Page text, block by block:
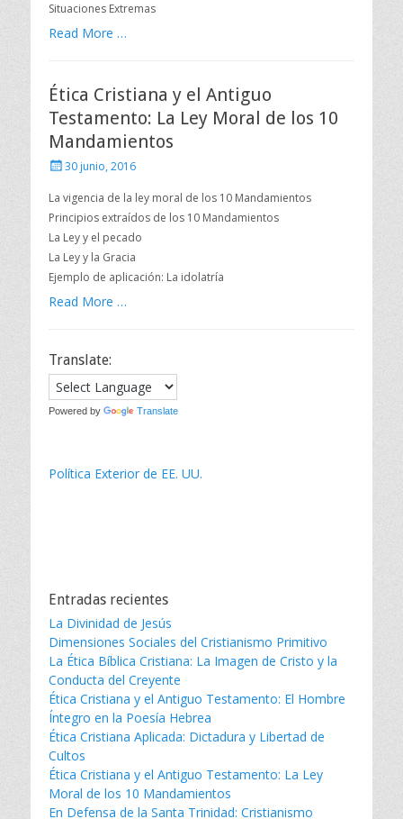
Situaciones Extremas
Read More …
Ética Cristiana y el Antiguo
Testamento: La Ley Moral de los 10
Mandamientos
Publicado
30 junio, 2016
La vigencia de la ley moral de los 10 Mandamientos
Principios extraídos de los 10 Mandamientos
La Ley y el pecado
La Ley y la Gracia
Ejemplo de aplicación: La idolatría
Read More …
Translate:
Powered by Translate
Política Exterior de EE. UU.
Entradas recientes
La Divinidad de Jesús
Dimensiones Sociales del Cristianismo Primitivo
La Ética Bíblica Cristiana: La Imagen de Cristo y la
Conducta del Creyente
Ética Cristiana y el Antiguo Testamento: El Hombre
Íntegro en la Poesía Hebrea
Ética Cristiana Aplicada: Dictadura y Libertad de
Cultos
Ética Cristiana y el Antiguo Testamento: La Ley
Moral de los 10 Mandamientos
En Defensa de la Santa Trinidad: Cristianismo